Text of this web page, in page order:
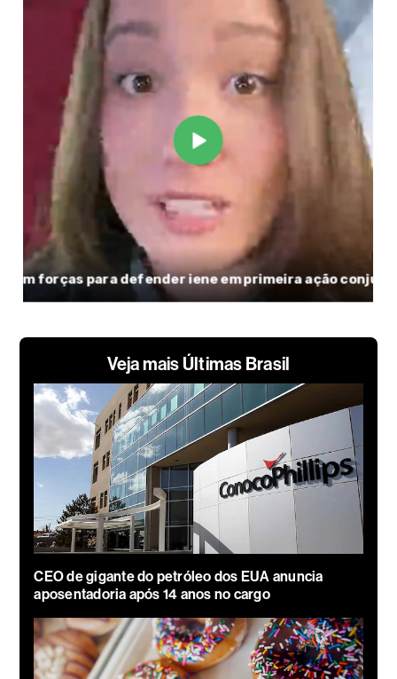
Veja mais Últimas Brasil
CEO de gigante do petróleo dos EUA anuncia
aposentadoria após 14 anos no cargo